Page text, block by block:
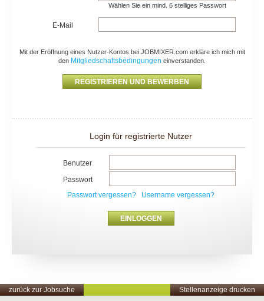
Wählen Sie ein mind. 6 stelliges Passwort
E-Mail
Mit der Eröffnung eines Nutzer-Kontos bei JOBMIXER.com erkläre ich mich mit
den Mitgliedschaftsbedingungen einverstanden.
Login für registrierte Nutzer
Benutzer
Passwort
Passwort vergessen?
Username vergessen?
zurück zur Jobsuche Stellenanzeige drucken